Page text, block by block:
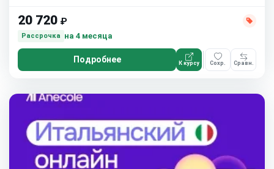
20 720 ₽
Рассрочка на 4 месяца
Подробнее К курсу Сохр. Сравн.